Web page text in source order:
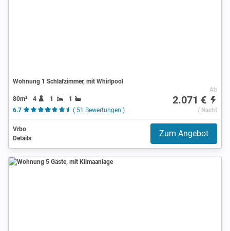
Wohnung 1 Schlafzimmer, mit Whirlpool
80m² 4 1
1
6.7
( 51 Bewertungen )
Ab
2.071 €
/ Nacht
Vrbo
Details
Zum Angebot